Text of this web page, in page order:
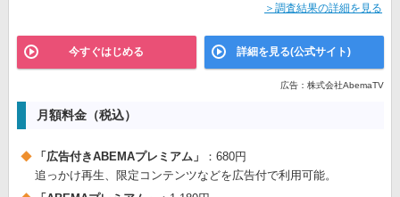
＞調査結果の詳細を見る
今すぐはじめる 詳細を見る(公式サイト)
広告：株式会社AbemaTV
月額料金（税込）
「広告付きABEMAプレミアム」
：680円
追っかけ再生、限定コンテンツなどを広告付で利用可能。